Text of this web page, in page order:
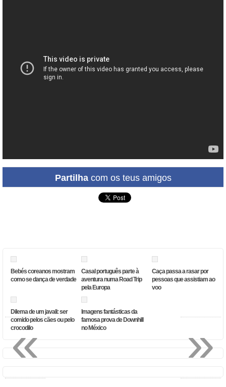
Partilhacom os teus amigos
Bebés coreanos mostram
como se dança de verdade
Casal português parte à
aventura numa Road Trip
pela Europa
Caça passa a rasar por
pessoas que assistiam ao
voo
Dilema de um javali: ser
comido pelos cães ou pelo
crocodilo
Imagens fantásticas da
famosa prova de Downhill
no México
»
«